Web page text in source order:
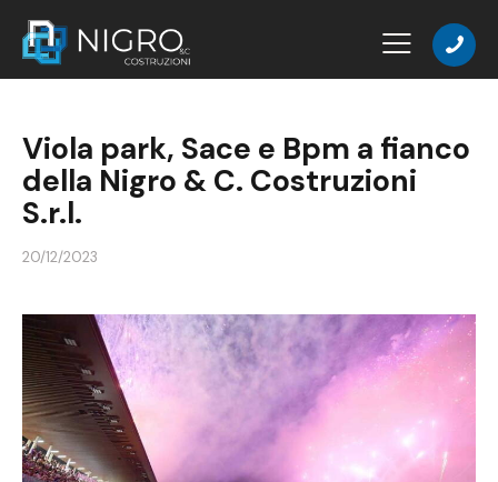
Viola park, Sace e Bpm a fianco
della Nigro & C. Costruzioni
S.r.l.
20/12/2023